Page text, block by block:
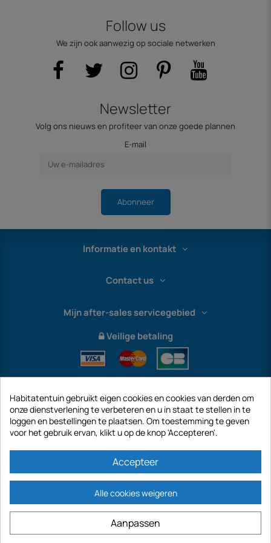
Follow us
We zijn ook aanwezig op sociale netwerken
Newsletter
Volg ons nieuws en profiteer van onze goede plannen
E-mail
Abonneer
Informatie en kontakt
Contact us
Mijn after-sales servicegebied
Veilige betaling
International
https://www.habitatentuin.nl is een site van het bedrijf GECODIS SA met een
kapitaal van € 187.203,29, 32 Rue de Paradis - PARIJS 75010 (FRANKRIJK).
GECODIS.SA opgericht op 04/11/1998 is een dochteronderneming van ODAYA ​​​​
Habitatentuin gebruikt eigen cookies en cookies van derden om
onze dienstverlening te verbeteren en u in staat te stellen in te
loggen en bestellingen te plaatsen. Om toestemming te geven
voor het gebruik ervan, klikt u op de knop 'Accepteren'.
Accepteer
Alle cookies weigeren
Aanpassen